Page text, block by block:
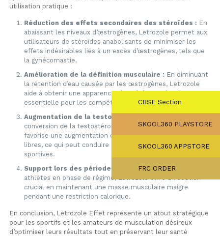
utilisation pratique :
Réduction des effets secondaires des stéroïdes : En
abaissant les niveaux d’œstrogènes, Letrozole permet aux
utilisateurs de stéroïdes anabolisants de minimiser les
effets indésirables liés à un excès d’œstrogènes, tels que
la gynécomastie.
Amélioration de la définition musculaire : En diminuant
la rétention d’eau causée par les œstrogènes, Letrozole
aide à obtenir une apparence plus sèche et plus dure,
essentielle pour les compétitions de bodybuilding.
Augmentation de la testostérone libre :
conversion de la testostérone en œstrogènes, ce produit
favorise une augmentation des niveaux de testostérone
libres, ce qui peut conduire à de meilleures performances
sportives.
Support lors des périodes de découpe :Pour les
athlètes en phase de régime, Letrozole offre un soutien
crucial en maintenant une masse musculaire maigre
pendant une restriction calorique.
En conclusion, Letrozole Effet représente un atout stratégique
pour les sportifs et les amateurs de musculation désireux
d’optimiser leurs résultats tout en préservant leur santé
CBSE Section
SKOOL360 PLAYSTORE
SKOOL360 APPSTORE
FRC ORDER